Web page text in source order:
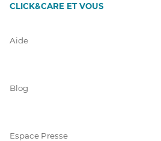
CLICK&CARE ET VOUS
Aide
Blog
Espace Presse